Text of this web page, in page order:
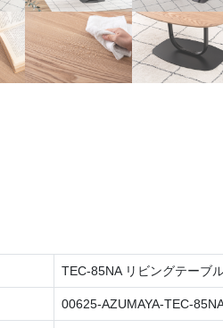
TEC-85NA リビングテーブ
00625-AZUMAYA-TEC-